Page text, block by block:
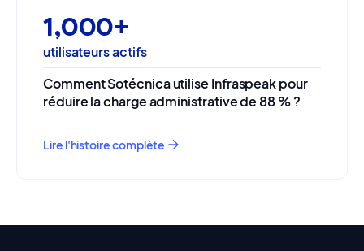
1,000+
utilisateurs actifs
Comment Sotécnica utilise Infraspeak pour
réduire la charge administrative de 88 % ?
Lire l'histoire complète